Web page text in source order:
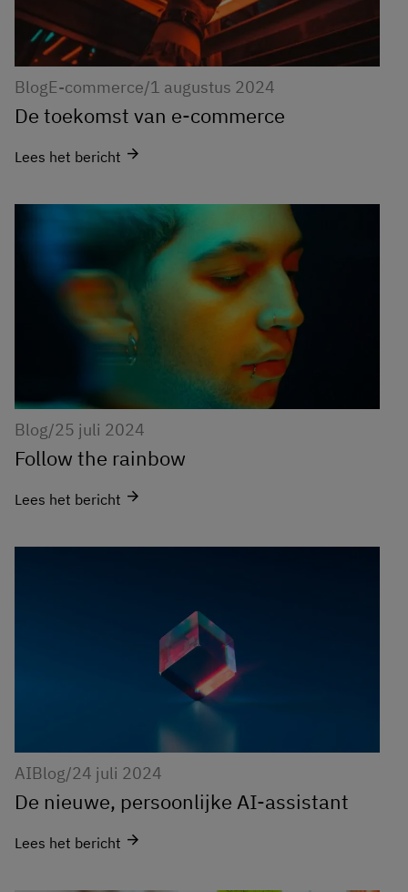
BlogE-commerce/1 augustus 2024
De toekomst van e-commerce
Lees het bericht arrow_forward
Blog/25 juli 2024
Follow the rainbow
Lees het bericht arrow_forward
AIBlog/24 juli 2024
De nieuwe, persoonlijke AI-assistant
Lees het bericht arrow_forward